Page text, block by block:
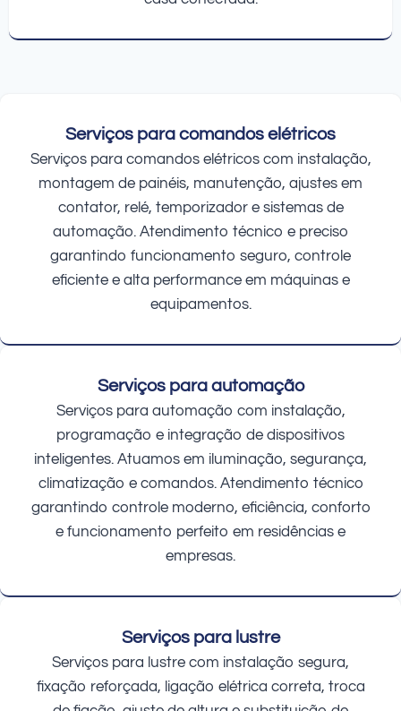
Serviços para comandos elétricos
Serviços para comandos elétricos com instalação,
montagem de painéis, manutenção, ajustes em
contator, relé, temporizador e sistemas de
automação. Atendimento técnico e preciso
garantindo funcionamento seguro, controle
eficiente e alta performance em máquinas e
equipamentos.
Serviços para automação
Serviços para automação com instalação,
programação e integração de dispositivos
inteligentes. Atuamos em iluminação, segurança,
climatização e comandos. Atendimento técnico
garantindo controle moderno, eficiência, conforto
e funcionamento perfeito em residências e
empresas.
Serviços para lustre
Serviços para lustre com instalação segura,
fixação reforçada, ligação elétrica correta, troca